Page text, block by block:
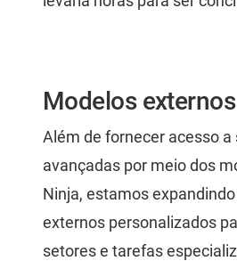
Modelos externos
Além de fornecer acesso a
avançadas por meio dos
Ninja, estamos
externos personalizados
setores e tarefas